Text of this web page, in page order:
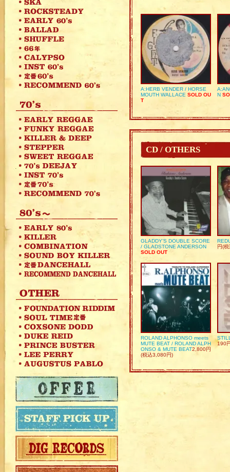
A:HERB VENDER / HORSE
MOUTH WALLACE SOLD OU
T
N
CD / OTHERS
GLADDY’S DOUBLE SCORE
/ GLADSTONE ANDERSON
SOLD OUT
円(
ROLAND ALPHONSO meets
MUTE BEAT / ROLAND ALPH
ONSO & MUTE BEAT2,800円
(税込3,080円)
190